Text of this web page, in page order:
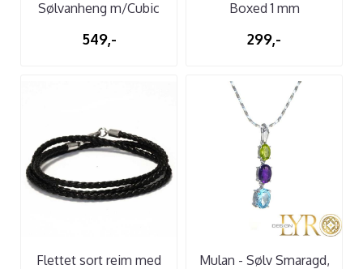
Sølvanheng m/Cubic
549,-
Boxed 1 mm
299,-
Flettet sort reim med
Mulan - Sølv Smaragd,